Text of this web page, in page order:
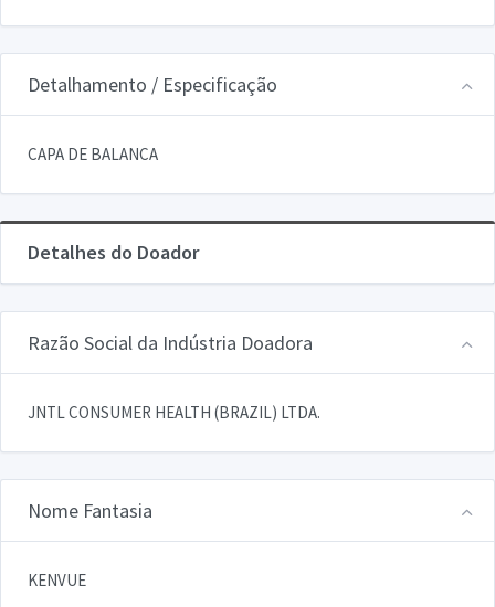
Detalhamento / Especificação
CAPA DE BALANCA
Detalhes do Doador
Razão Social da Indústria Doadora
JNTL CONSUMER HEALTH (BRAZIL) LTDA.
Nome Fantasia
KENVUE